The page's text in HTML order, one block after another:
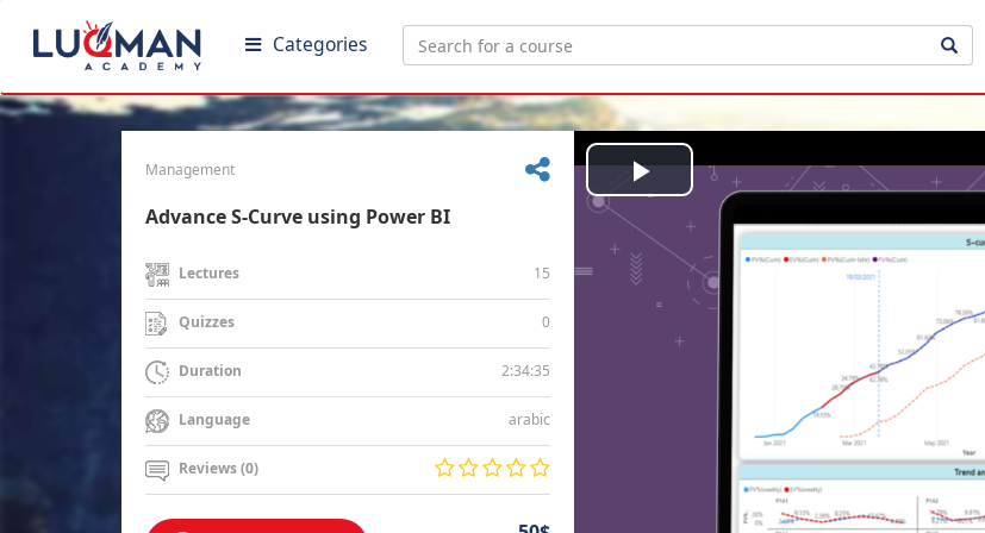
Categories
Management
Advance S-Curve using Power BI
Lectures 15
Quizzes 0
Duration 2:34:35
Language arabic
Reviews (0)
Play
Video